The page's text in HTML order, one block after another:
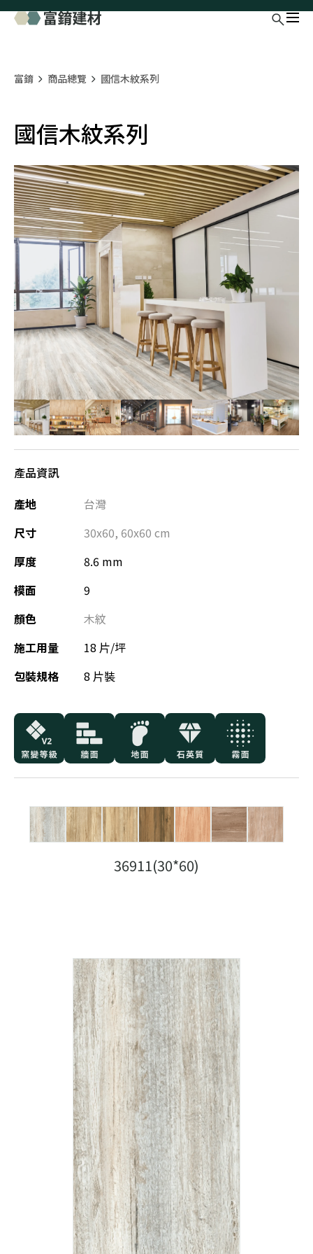
富錥 商品總覽 國信木紋系列
國信木紋系列
產品資訊
產地
台灣
尺寸
30x60, 60x60 cm
厚度
8.6 mm
模面
9
顏色
木紋
施工用量
18 片/坪
包裝規格
8 片裝
36911(30*60)